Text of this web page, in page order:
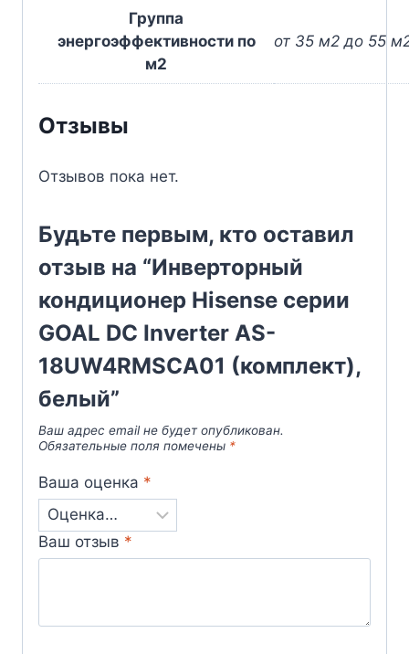
Группа
энергоэффективности по
м2
от 35 м2 до 55
Отзывы
Отзывов пока нет.
Будьте первым, кто оставил
отзыв на “Инверторный
кондиционер Hisense серии
GOAL DC Inverter AS-
18UW4RMSCA01 (комплект),
белый”
Ваш адрес email не будет опубликован.
Обязательные поля помечены *
Ваша оценка *
Ваш отзыв *